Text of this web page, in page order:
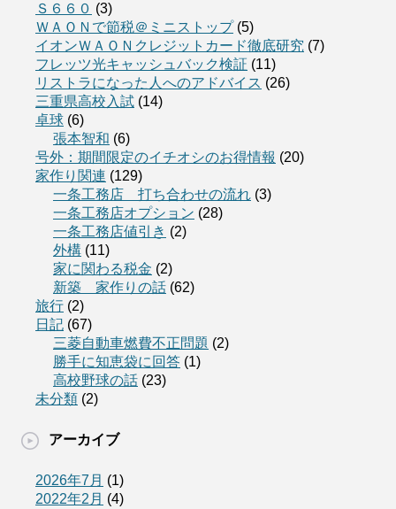
Ｓ６６０ (3)
ＷＡＯＮで節税＠ミニストップ(5)
イオンＷＡＯＮクレジットカード徹底研究 (7)
フレッツ光キャッシュバック検証 (11)
リストラになった人へのアドバイス (26)
三重県高校入試 (14)
卓球 (6)
張本智和 (6)
号外：期間限定のイチオシのお得情報 (20)
家作り関連 (129)
一条工務店 打ち合わせの流れ (3)
一条工務店オプション (28)
一条工務店値引き (2)
外構 (11)
家に関わる税金 (2)
新築 家作りの話 (62)
旅行 (2)
日記 (67)
三菱自動車燃費不正問題 (2)
勝手に知恵袋に回答 (1)
高校野球の話 (23)
未分類 (2)
アーカイブ
2026年7月 (1)
2022年2月 (4)